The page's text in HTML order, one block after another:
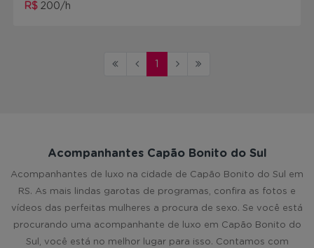
R$ 200/h
1
Acompanhantes Capão Bonito do Sul
Acompanhantes de luxo na cidade de Capão Bonito do Sul em
RS. As mais lindas garotas de programas, confira as fotos e
vídeos das perfeitas mulheres a procura de sexo. Se você está
procurando uma acompanhante de luxo em Capão Bonito do
Sul, você está no melhor lugar para isso. Contamos com